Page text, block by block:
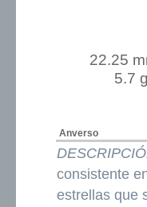
22.25
5.7
Anverso
consistente
estrellas que